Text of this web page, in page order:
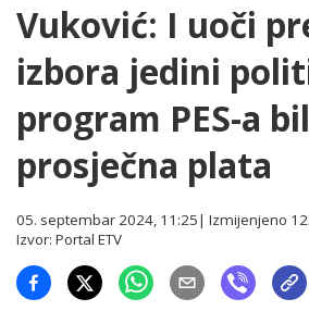
Vuković: I uoči
izbora jedini
program PES-a
prosječna plata
05. septembar 2024, 11:25| Izmijenjeno
Izvor: Portal ETV